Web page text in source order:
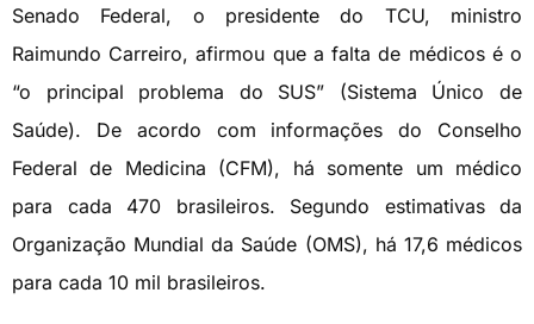
Senado Federal, o presidente do TCU, ministro
Raimundo Carreiro, afirmou que a falta de médicos é o
“o principal problema do SUS” (Sistema Único de
Saúde). De acordo com informações do Conselho
Federal de Medicina (CFM), há somente um médico
para cada 470 brasileiros. Segundo estimativas da
Organização Mundial da Saúde (OMS), há 17,6 médicos
para cada 10 mil brasileiros.